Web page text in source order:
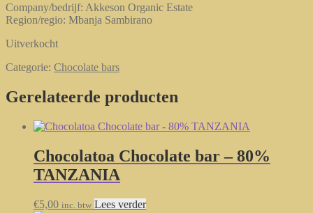
Company/bedrijf: Akkeson Organic Estate
Region/regio: Mbanja Sambirano
Uitverkocht
Categorie: Chocolate bars
Gerelateerde producten
Chocolatoa Chocolate bar – 80%
TANZANIA
€5,00 inc. btw Lees verder